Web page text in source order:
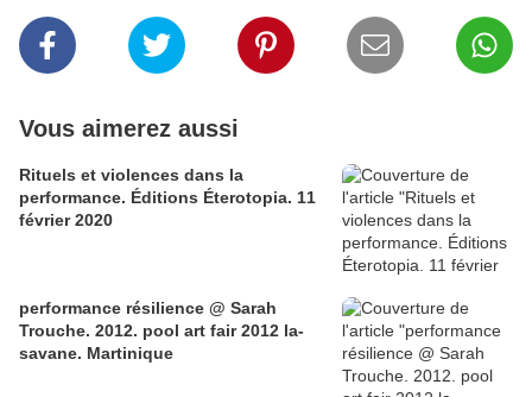
Vous aimerez aussi
Rituels et violences dans la
performance. Éditions Éterotopia. 11
février 2020
performance résilience @ Sarah
Trouche. 2012. pool art fair 2012 la-
savane. Martinique